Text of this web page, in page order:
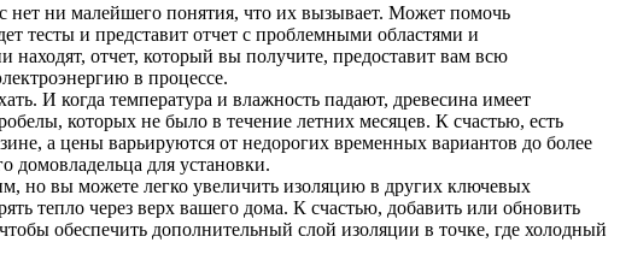
нет ни малейшего понятия, что их вызывает. Может помочь
тесты и представит отчет с проблемными областями и
отчет, который вы получите, предоставит вам всю
в процессе.
И когда температура и влажность падают, древесина имеет
которых не было в течение летних месяцев. К счастью, есть
а цены варьируются от недорогих временных вариантов до более
домовладельца для установки.
но вы можете легко увеличить изоляцию в других ключевых
тепло через верх вашего дома. К счастью, добавить или обновить
обеспечить дополнительный слой изоляции в точке, где холодный